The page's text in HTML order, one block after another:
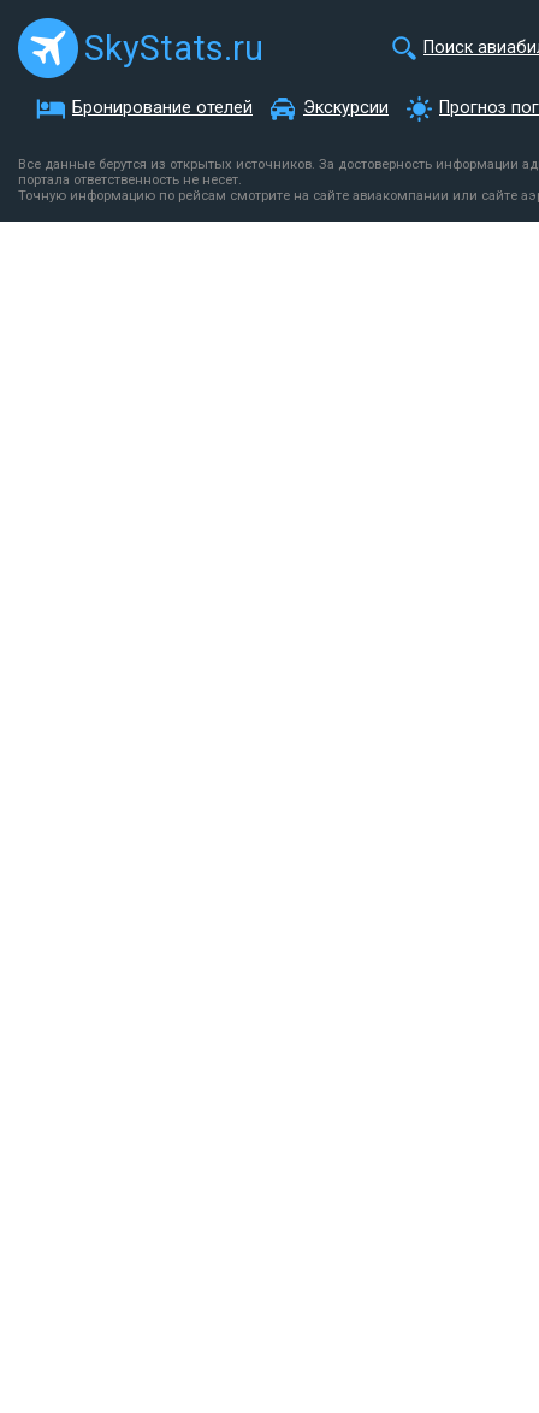
SkyStats.ru Поиск
Бронирование отелей Экскурсии Прогноз
Все данные берутся из открытых источников. За достоверность информации
портала ответственность не несет.
Точную информацию по рейсам смотрите на сайте авиакомпании или сайте